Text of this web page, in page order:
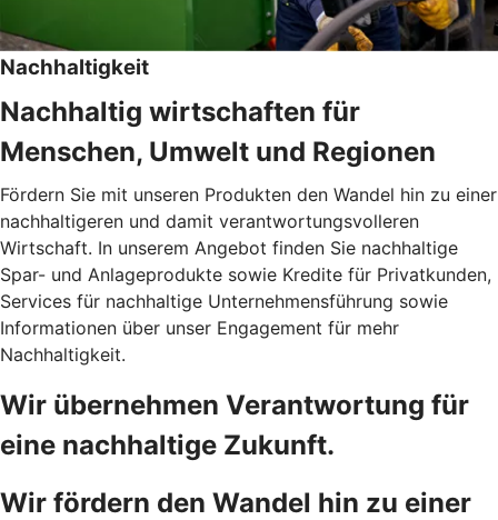
Nachhaltigkeit
Nachhaltig wirtschaften für
Menschen, Umwelt und Regionen
Fördern Sie mit unseren Produkten den Wandel hin zu einer
nachhaltigeren und damit verantwortungsvolleren
Wirtschaft. In unserem Angebot finden Sie nachhaltige
Spar- und Anlageprodukte sowie Kredite für Privatkunden,
Services für nachhaltige Unternehmensführung sowie
Informationen über unser Engagement für mehr
Nachhaltigkeit.
Wir übernehmen Verantwortung für
eine nachhaltige Zukunft.
Wir fördern den Wandel hin zu einer